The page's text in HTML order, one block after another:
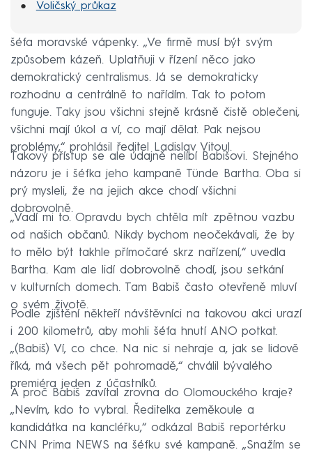
Voličský průkaz
šéfa moravské vápenky. „Ve firmě musí být svým
způsobem kázeň. Uplatňuji v řízení něco jako
demokratický centralismus. Já se demokraticky
rozhodnu a centrálně to nařídím. Tak to potom
funguje. Taky jsou všichni stejně krásně čistě oblečeni,
všichni mají úkol a ví, co mají dělat. Pak nejsou
problémy,“ prohlásil ředitel Ladislav Vitoul.
Takový přístup se ale údajně nelíbí Babišovi. Stejného
názoru je i šéfka jeho kampaně Tünde Bartha. Oba si
prý mysleli, že na jejich akce chodí všichni
dobrovolně.
„Vadí mi to. Opravdu bych chtěla mít zpětnou vazbu
od našich občanů. Nikdy bychom neočekávali, že by
to mělo být takhle přímočaré skrz nařízení,“ uvedla
Bartha. Kam ale lidí dobrovolně chodí, jsou setkání
v kulturních domech. Tam Babiš často otevřeně mluví
o svém životě.
Podle zjištění někteří návštěvníci na takovou akci urazí
i 200 kilometrů, aby mohli šéfa hnutí ANO potkat.
„(Babiš) Ví, co chce. Na nic si nehraje a, jak se lidově
říká, má všech pět pohromadě,“ chválil bývalého
premiéra jeden z účastníků.
A proč Babiš zavítal zrovna do Olomouckého kraje?
„Nevím, kdo to vybral. Ředitelka zeměkoule a
kandidátka na kancléřku,“ odkázal Babiš reportérku
CNN Prima NEWS na šéfku své kampaně. „Snažím se